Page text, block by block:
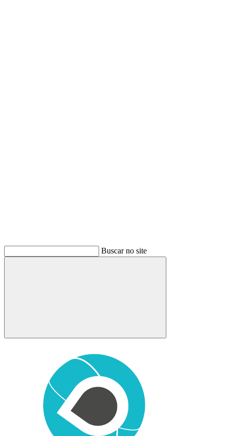
Buscar no site
Buscar